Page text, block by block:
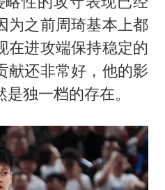
为之前周琦基本上都
在进攻端保持稳定的
献还非常好，他的影
独一档的存在。